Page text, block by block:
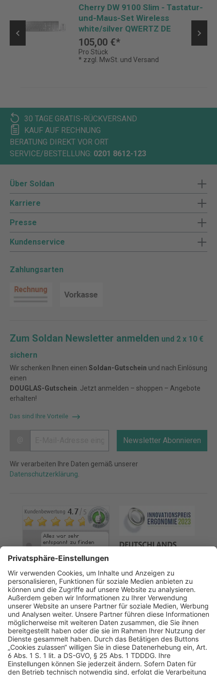
Cherry DW 9100 Slim - Tastatur-
und-Maus-Set Wireless
white/silver QWERTZ DE
105,00 €*
Pro Stück
* zzgl. MwSt. und Versand
30 TAGE GRATIS-RÜCKVERSAND
KAUF AUF RECHNUNG
BERATUNG DIREKT VOR ORT
SERVICE/BESTELLUNG: 0201 8612-123
Über Soldan
Karriere
Presse
Kundenservice
Zahlungsarten
Zum Soldan Newsletter anmelden und 2 x 10 €
sichern
Wir schenken Ihnen einen Soldan-Gutschein und nach Einlösung
einen
DOUGLAS-Gutschein . Jetzt anmelden – shoppen – Angebote
erhalten!
Das sind Ihre Vorteile
Newsletter Abonnieren
Wir verarbeiten Ihre Daten gemäß unserer
Datenschutzerklärung